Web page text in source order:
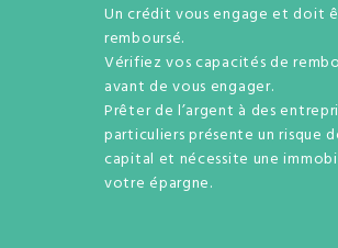
Un crédit vous engage et doit
remboursé.
Vérifiez vos capacités de
avant de vous engager.
Prêter de l’argent à des
particuliers présente un risque
capital et nécessite une
votre épargne.